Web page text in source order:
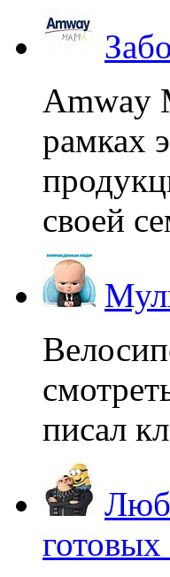
Amway
рамках
своей
писал
готовых